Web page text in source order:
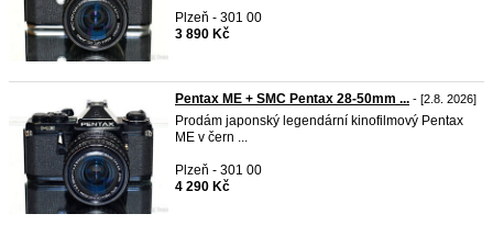
Plzeň - 301 00
3 890 Kč
Pentax ME + SMC Pentax 28-50mm ... - [2.8. 2026]
Prodám japonský legendární kinofilmový Pentax
ME v čern ...
Plzeň - 301 00
4 290 Kč